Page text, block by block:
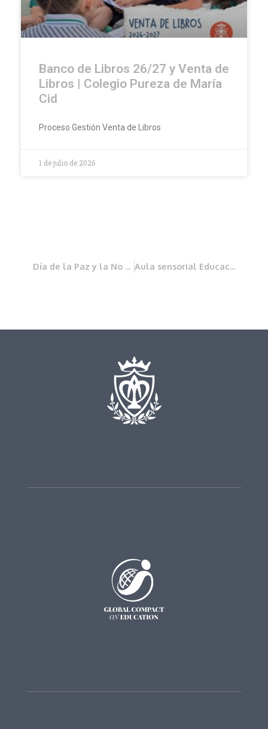
Banco de Libros 26/27 y Venta de
Libros | Colegio Pureza de María
Cid
Proceso Gestión Venta de Libros
1 de julio de 2026
Día de la Paz y la No Violencia Aula sensorial Educación Infantil